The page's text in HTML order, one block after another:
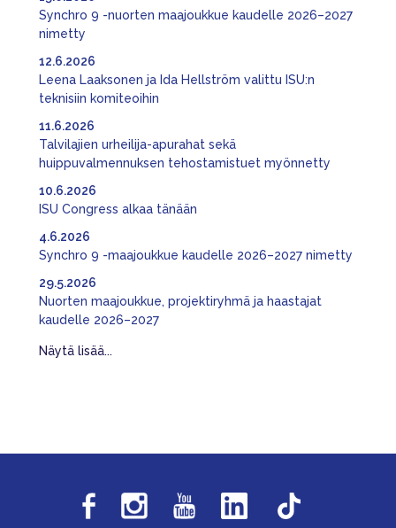
Synchro 9 -nuorten maajoukkue kaudelle 2026–2027
nimetty
Leena Laaksonen ja Ida Hellström valittu ISU:n
teknisiin komiteoihin
12.6.2026
Talvilajien urheilija-apurahat sekä
huippuvalmennuksen tehostamistuet myönnetty
11.6.2026
ISU Congress alkaa tänään
10.6.2026
Synchro 9 -maajoukkue kaudelle 2026–2027 nimetty
4.6.2026
Nuorten maajoukkue, projektiryhmä ja haastajat
kaudelle 2026–2027
29.5.2026
Näytä lisää...